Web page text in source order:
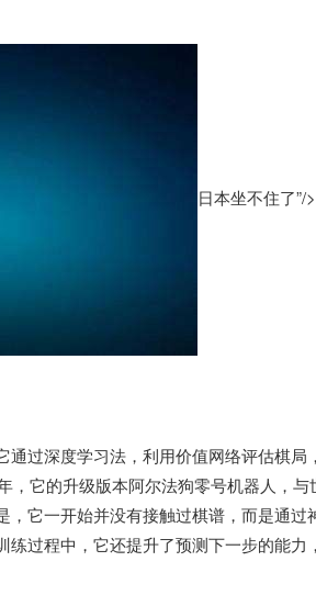
日本坐不住了”/>
过深度学习法，利用价值网络评估棋局
，它的升级版本阿尔法狗零号机器人，
它一开始并没有接触过棋谱，而是通过
过程中，它还提升了预测下一步的能力